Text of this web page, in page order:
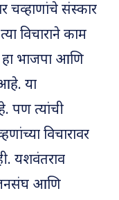
चव्हाणांचे संस्कार
विचाराने काम
हा भाजपा आणि
या
पण त्यांची
विचारावर
यशवंतराव
जनसंघ आणि